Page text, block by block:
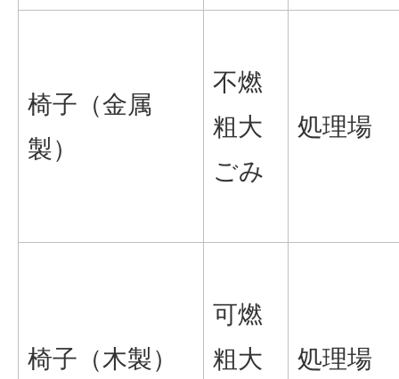
椅子（金属
製）
不燃
粗大
ごみ
処理場
椅子（木製）
可燃
粗大
処理場